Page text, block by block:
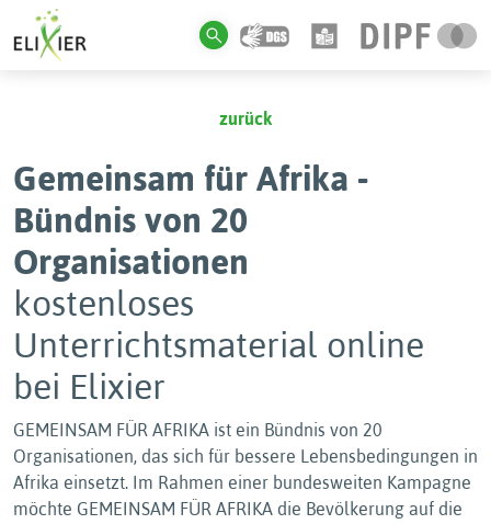
zurück
Gemeinsam für Afrika -
Bündnis von 20
Organisationen
kostenloses
Unterrichtsmaterial online
bei Elixier
GEMEINSAM FÜR AFRIKA ist ein Bündnis von 20
Organisationen, das sich für bessere Lebensbedingungen in
Afrika einsetzt. Im Rahmen einer bundesweiten Kampagne
möchte GEMEINSAM FÜR AFRIKA die Bevölkerung auf die